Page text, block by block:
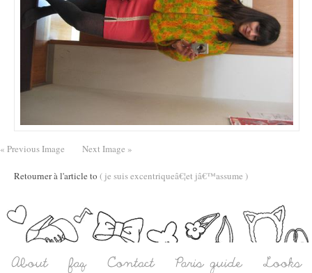
« Previous Image Next Image »
Retourner à l'article to ( je suis excentriqueâ€¦et jâ€™assume )